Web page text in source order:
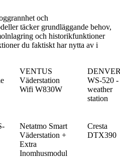
och
täcker grundläggande behov,
och historikfunktioner
du faktiskt har nytta av i
VENTUS
Väderstation
Wifi W830W
WS-520 -
weather
station
Netatmo Smart
Väderstation +
Extra
Inomhusmodul
Cresta
DTX390